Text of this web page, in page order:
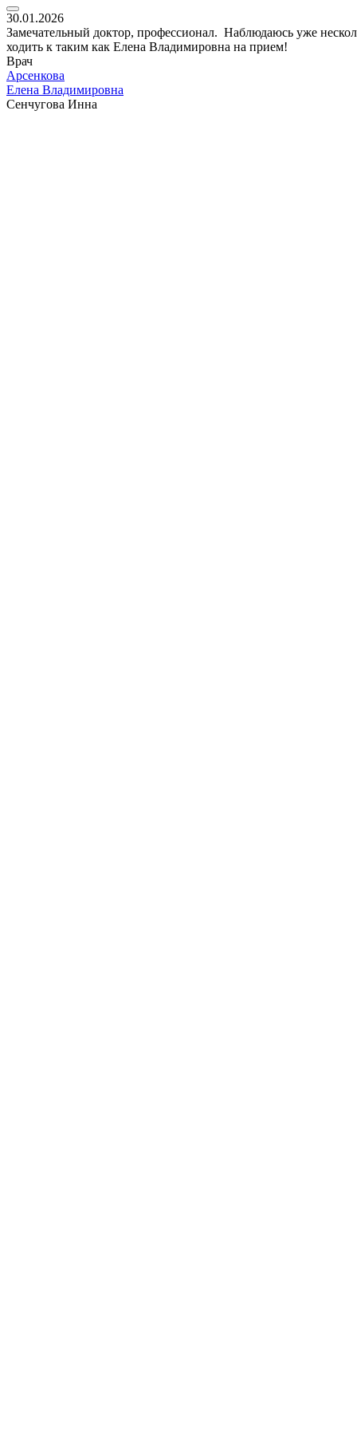
30.01.2026
Замечательный доктор, профессионал. Наблюдаюсь уже
ходить к таким как Елена Владимировна на прием!
Врач
Арсенкова
Елена Владимировна
Сенчугова Инна